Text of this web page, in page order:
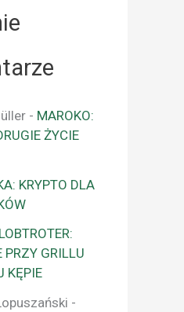
- MAROKO:
ŻYCIE
KRYPTO DLA
PRZY GRILLU
KĘPIE
-